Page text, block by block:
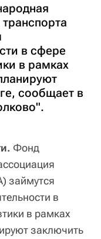
в сфере
в рамках
сообщает в
Фонд
займутся
в
в рамках
заключить